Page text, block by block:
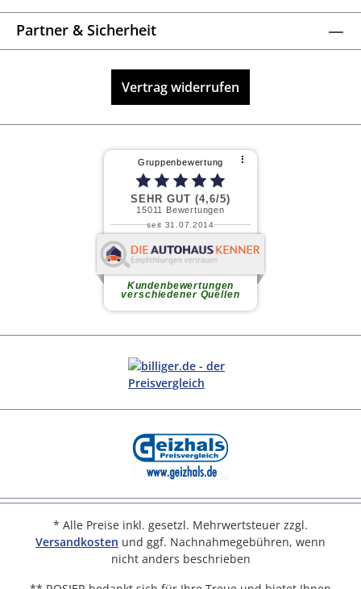
Partner & Sicherheit
Vertrag widerrufen
* Alle Preise inkl. gesetzl. Mehrwertsteuer zzgl.
Versandkosten und ggf. Nachnahmegebühren, wenn
nicht anders beschrieben